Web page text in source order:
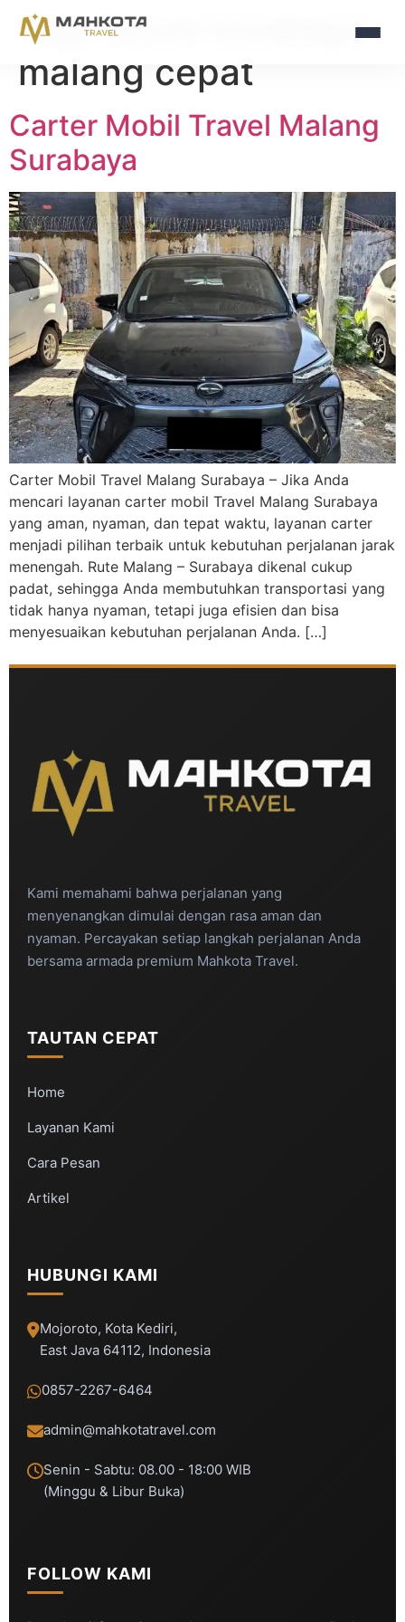
Tag:travel surabaya
malang cepat
Carter Mobil Travel Malang
Surabaya
Carter Mobil Travel Malang Surabaya – Jika Anda
mencari layanan carter mobil Travel Malang Surabaya
yang aman, nyaman, dan tepat waktu, layanan carter
menjadi pilihan terbaik untuk kebutuhan perjalanan jarak
menengah. Rute Malang – Surabaya dikenal cukup
padat, sehingga Anda membutuhkan transportasi yang
tidak hanya nyaman, tetapi juga efisien dan bisa
menyesuaikan kebutuhan perjalanan Anda. […]
Kami memahami bahwa perjalanan yang
menyenangkan dimulai dengan rasa aman dan
nyaman. Percayakan setiap langkah perjalanan Anda
bersama armada premium Mahkota Travel.
TAUTAN CEPAT
Home
Layanan Kami
Cara Pesan
Artikel
HUBUNGI KAMI
Mojoroto, Kota Kediri,
East Java 64112, Indonesia
0857-2267-6464
admin@mahkotatravel.com
Senin - Sabtu: 08.00 - 18:00 WIB
(Minggu & Libur Buka)
FOLLOW KAMI